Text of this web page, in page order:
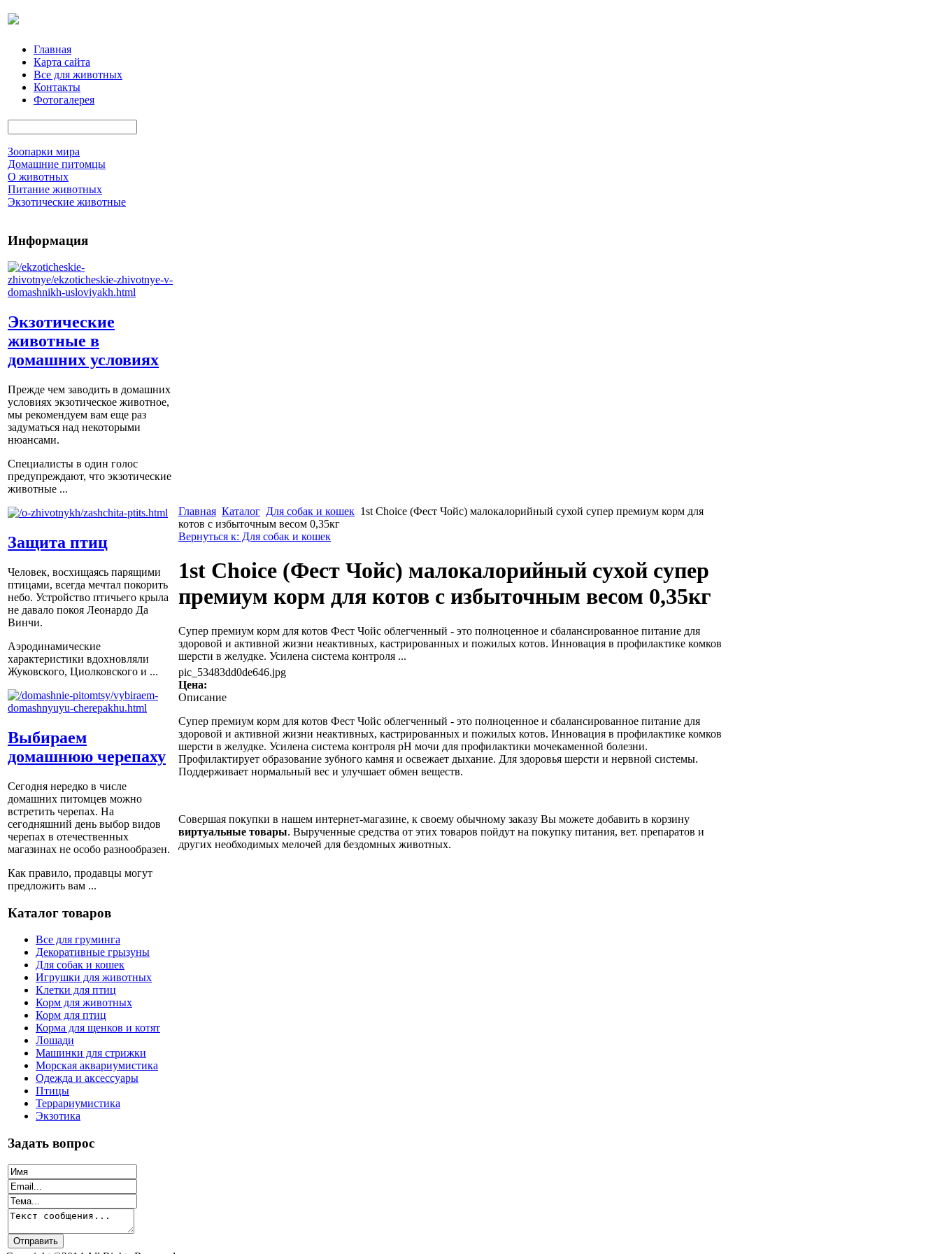
Главная
Карта сайта
Все для животных
Контакты
Фотогалерея
Зоопарки мира
Домашние питомцы
О животных
Питание животных
Экзотические животные
Информация
Экзотические
животные в
домашних условиях
Прежде чем заводить в домашних
условиях экзотическое животное,
мы рекомендуем вам еще раз
задуматься над некоторыми
нюансами.
Специалисты в один голос
предупреждают, что экзотические
животные ...
Защита птиц
Человек, восхищаясь парящими
птицами, всегда мечтал покорить
небо. Устройство птичьего крыла
не давало покоя Леонардо Да
Винчи.
Аэродинамические
характеристики вдохновляли
Жуковского, Циолковского и ...
Выбираем
домашнюю черепаху
Сегодня нередко в числе
домашних питомцев можно
встретить черепах. На
сегодняшний день выбор видов
черепах в отечественных
магазинах не особо разнообразен.
Как правило, продавцы могут
предложить вам ...
Каталог товаров
Все для груминга
Декоративные грызуны
Для собак и кошек
Игрушки для животных
Клетки для птиц
Корм для животных
Корм для птиц
Корма для щенков и котят
Лошади
Машинки для стрижки
Морская аквариумистика
Одежда и аксессуары
Птицы
Террариумистика
Экзотика
Задать вопрос
Главная Каталог Для собак и кошек 1st Choice (Фест Чойс) малокалорийный сухой супер премиум корм для
котов с избыточным весом 0,35кг
Вернуться к: Для собак и кошек
1st Choice (Фест Чойс) малокалорийный сухой супер
премиум корм для котов с избыточным весом 0,35кг
Супер премиум корм для котов Фест Чойс облегченный - это полноценное и сбалансированное питание для
здоровой и активной жизни неактивных, кастрированных и пожилых котов. Инновация в профилактике комков
шерсти в желудке. Усилена система контроля ...
pic_53483dd0de646.jpg
Цена:
Описание
Супер премиум корм для котов Фест Чойс облегченный - это полноценное и сбалансированное питание для
здоровой и активной жизни неактивных, кастрированных и пожилых котов. Инновация в профилактике комков
шерсти в желудке. Усилена система контроля рН мочи для профилактики мочекаменной болезни.
Профилактирует образование зубного камня и освежает дыхание. Для здоровья шерсти и нервной системы.
Поддерживает нормальный вес и улучшает обмен веществ.
Совершая покупки в нашем интернет-магазине, к своему обычному заказу Вы можете добавить в корзину
виртуальные товары. Вырученные средства от этих товаров пойдут на покупку питания, вет. препаратов и
других необходимых мелочей для бездомных животных.